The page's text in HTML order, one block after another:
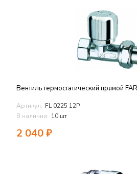
Вентиль термостатический прямой
Артикул: FL 0225 12P
В наличии: 10 шт
2 040₽